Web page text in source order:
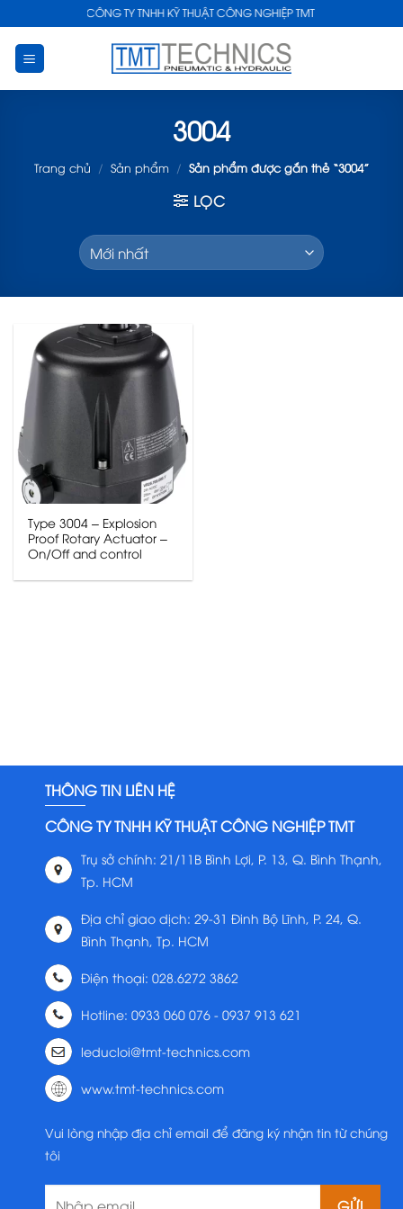
to
content
CÔNG TY TNHH KỸ THUẬT CÔNG NGHIỆP TMT
3004
Trang chủ / Sản phẩm / Sản phẩm được gắn thẻ “3004”
LỌC
Type 3004 – Explosion
Proof Rotary Actuator –
On/Off and control
THÔNG TIN LIÊN HỆ
CÔNG TY TNHH KỸ THUẬT CÔNG NGHIỆP TMT
Trụ sở chính: 21/11B Bình Lợi, P. 13, Q. Bình Thạnh,
Tp. HCM
Địa chỉ giao dịch: 29-31 Đinh Bộ Lĩnh, P. 24, Q.
Bình Thạnh, Tp. HCM
Điện thoại: 028.6272 3862
Hotline: 0933 060 076 - 0937 913 621
leducloi@tmt-technics.com
www.tmt-technics.com
Vui lòng nhập địa chỉ email để đăng ký nhận tin từ chúng
tôi